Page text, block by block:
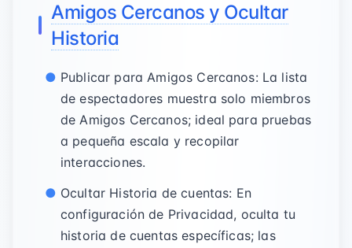
Amigos Cercanos y Ocultar
Historia
Publicar para Amigos Cercanos: La lista
de espectadores muestra solo miembros
de Amigos Cercanos; ideal para pruebas
a pequeña escala y recopilar
interacciones.
Ocultar Historia de cuentas: En
configuración de Privacidad, oculta tu
historia de cuentas específicas; las